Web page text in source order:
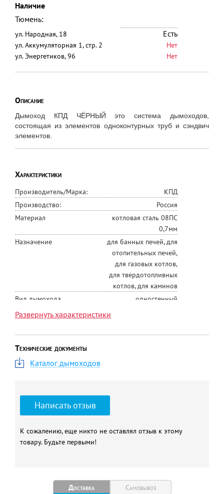
Наличие
Тюмень:
ул. Народная, 18 Есть
ул. Аккумуляторная 1, стр. 2
Нет
ул. Энергетиков, 96
Нет
Описание
Дымоход КПД ЧЁРНЫЙ это система дымоходов,
состоящая из элементов одноконтурных труб и сэндвич
элементов.
Характеристики
Производитель/Марка:
КПД
Производство:
Россия
Материал
котловая сталь 08ПС
0,7мм
Назначение
для банных печей, для
отопительных печей,
для газовых котлов,
для твердотопливных
котлов, для каминов
Вид дымохода
одностенный
Развернуть характеристики
Технические документы
Каталог дымоходов
Написать отзыв
К сожалению, еще никто не оставлял отзыв к этому
товару. Будьте первыми!
Доставка Самовывоз